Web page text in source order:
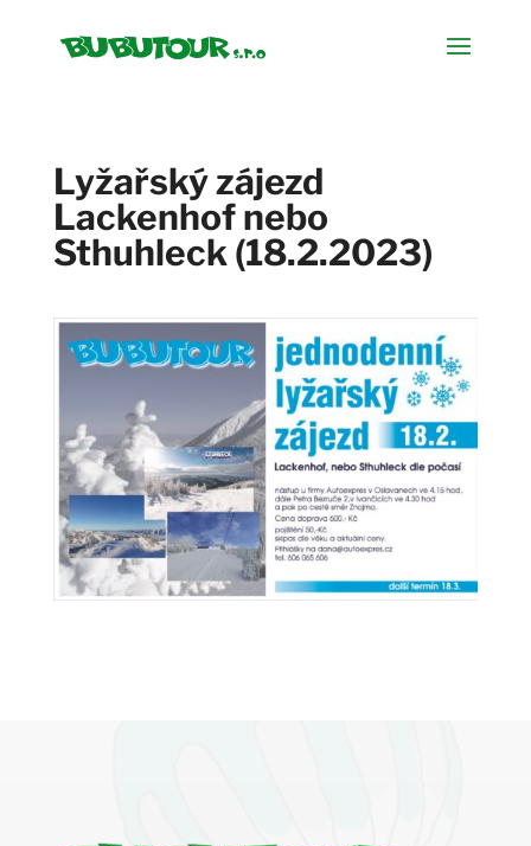
Lyžařský zájezd
Lackenhof nebo
Sthuhleck (18.2.2023)